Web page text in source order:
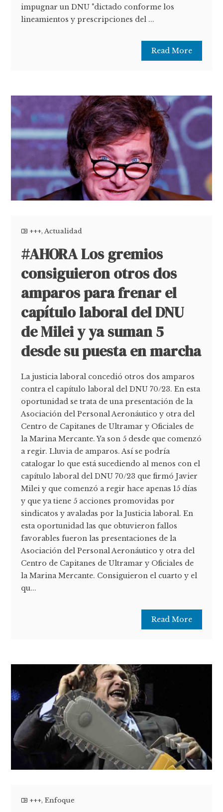
impugnar un DNU "dictado conforme los
lineamientos y prescripciones del ...
Read More
+++,Actualidad
#AHORA Los gremios
consiguieron otros dos
amparos para frenar el
capítulo laboral del DNU
de Milei y ya suman 5
desde su puesta en marcha
La justicia laboral concedió otros dos amparos
contra el capítulo laboral del DNU 70/23. En esta
oportunidad se trata de una presentación de la
Asociación del Personal Aeronáutico y otra del
Centro de Capitanes de Ultramar y Oficiales de
la Marina Mercante. Ya son 5 desde que comenzó
a regir. Lluvia de amparos. Así se podría
catalogar lo que está sucediendo al menos con el
capítulo laboral del DNU 70/23 que firmó Javier
Milei y que comenzó a regir hace apenas 15 días
y que ya tiene 5 acciones promovidas por
sindicatos y avaladas por la Justicia laboral. En
esta oportunidad las que obtuvieron fallos
favorables fueron las presentaciones de la
Asociación del Personal Aeronáutico y otra del
Centro de Capitanes de Ultramar y Oficiales de
la Marina Mercante. Consiguieron el cuarto y el
qu...
Read More
+++,Enfoque